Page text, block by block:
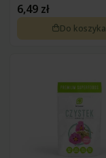
Wierzbownica
Wiesiołek
6,49 zł
Do koszyka